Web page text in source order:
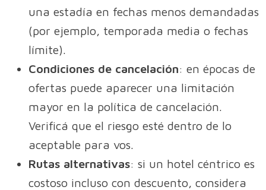
una estadía en fechas menos demandadas
(por ejemplo, temporada media o fechas
límite).
Condiciones de cancelación: en épocas de
ofertas puede aparecer una limitación
mayor en la política de cancelación.
Verificá que el riesgo esté dentro de lo
aceptable para vos.
Rutas alternativas: si un hotel céntrico es
costoso incluso con descuento, considera